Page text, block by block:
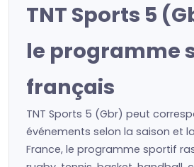
TNT Sports 5
le programme
français
TNT Sports 5 (Gbr) peut
événements selon la saison et
France, le programme sportif